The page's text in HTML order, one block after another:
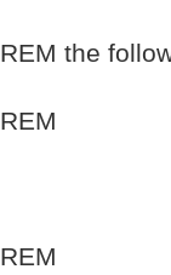
REM the
REM
REM